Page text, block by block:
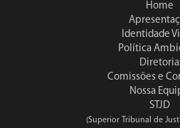
Home
Identidade
Política
Diretoria
Comissões e
Nossa
STJD
(Superior Tribunal de